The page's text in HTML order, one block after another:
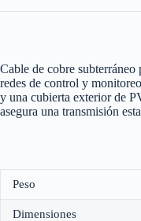
Cable de cobre subterráneo
redes de control y
y una cubierta exterior de
asegura una transmisión
Peso
Dimensiones